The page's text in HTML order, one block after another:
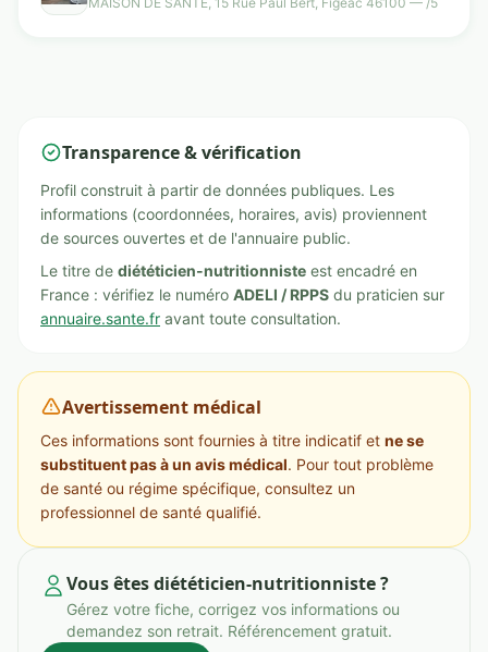
Transparence & vérification
Profil construit à partir de données publiques. Les
informations (coordonnées, horaires, avis) proviennent
de sources ouvertes et de l'annuaire public.
Le titre de diététicien-nutritionniste est encadré en
France : vérifiez le numéro ADELI / RPPS du praticien sur
annuaire.sante.fr avant toute consultation.
Avertissement médical
Ces informations sont fournies à titre indicatif et ne se
substituent pas à un avis médical. Pour tout problème
de santé ou régime spécifique, consultez un
professionnel de santé qualifié.
Vous êtes diététicien-nutritionniste ?
Gérez votre fiche, corrigez vos informations ou
demandez son retrait. Référencement gratuit.